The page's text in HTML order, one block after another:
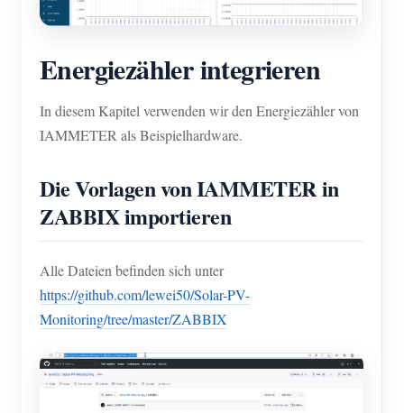
Energiezähler integrieren
In diesem Kapitel verwenden wir den Energiezähler von
IAMMETER als Beispielhardware.
Die Vorlagen von IAMMETER in
ZABBIX importieren
Alle Dateien befinden sich unter
https://github.com/lewei50/Solar-PV-
Monitoring/tree/master/ZABBIX